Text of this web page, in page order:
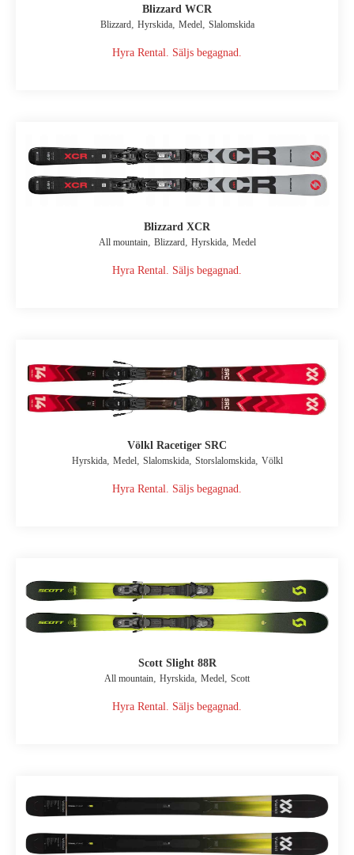
Blizzard WCR
Blizzard, Hyrskida, Medel, Slalomskida
Hyra Rental. Säljs begagnad.
Blizzard XCR
All mountain, Blizzard, Hyrskida, Medel
Hyra Rental. Säljs begagnad.
Völkl Racetiger SRC
Hyrskida, Medel, Slalomskida, Storslalomskida, Völkl
Hyra Rental. Säljs begagnad.
Scott Slight 88R
All mountain, Hyrskida, Medel, Scott
Hyra Rental. Säljs begagnad.